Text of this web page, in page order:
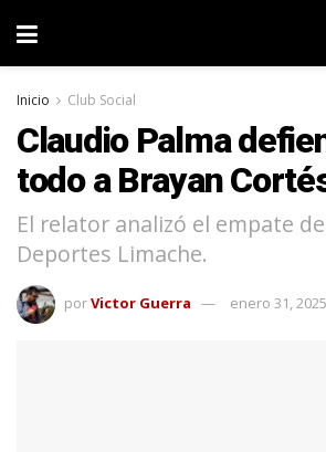
Inicio Club Social
Claudio Palma
todo a Brayan
El relator analizó el empate
Deportes Limache.
porVictor Guerra enero 31, 2025